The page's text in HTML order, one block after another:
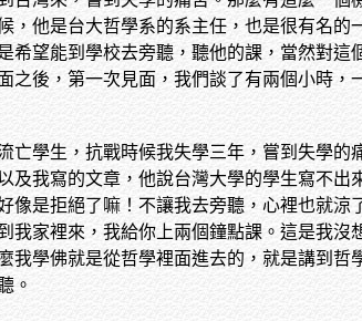
他是台大哲學系的系主任，也是很有名
希望能到學校去旁聽，聽他的課，當然對
後，第一次見面，我們談了有兩個小時
亡學生，抗戰時候我失學三年，嘗到失學
及我寫的文章，他說台灣大學的學生寫不
像是拒絕了嘛！不讓我去旁聽，心裡也就
家裡來，我給你上兩個鐘點課。這是我
學佛就是從哲學裡面進去的，就是講到
。